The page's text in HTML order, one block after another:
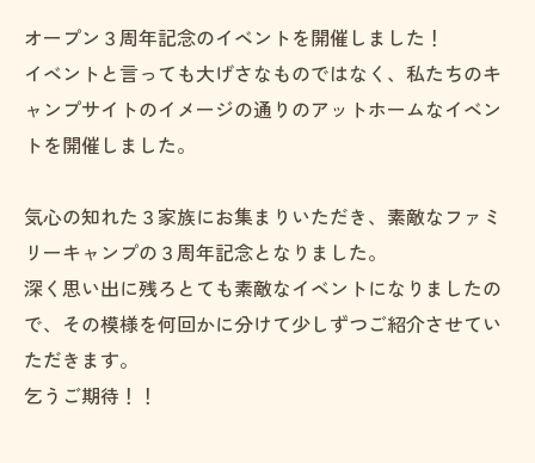
オープン３周年記念のイベントを開催しました！
イベントと言っても大げさなものではなく、私たちのキ
ャンプサイトのイメージの通りのアットホームなイベン
トを開催しました。
気心の知れた３家族にお集まりいただき、素敵なファミ
リーキャンプの３周年記念となりました。
深く思い出に残ろとても素敵なイベントになりましたの
で、その模様を何回かに分けて少しずつご紹介させてい
ただきます。
乞うご期待！！